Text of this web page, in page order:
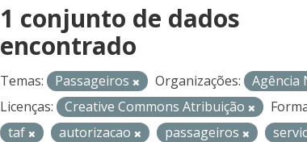
1 conjunto de dados
encontrado
Temas: Passageiros Organizações:
Agência
Licenças:
Creative Commons Atribuição
taf
autorizacao passageiros